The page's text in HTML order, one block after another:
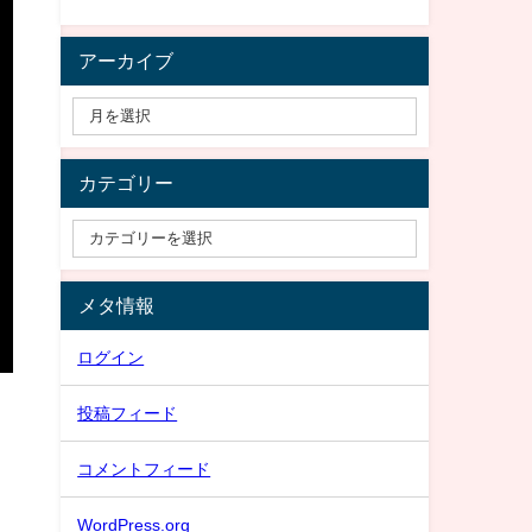
アーカイブ
カテゴリー
メタ情報
ログイン
投稿フィード
コメントフィード
WordPress.org